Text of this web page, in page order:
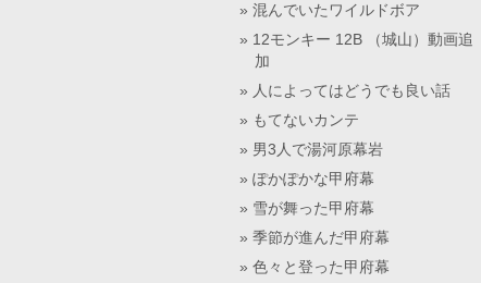
混んでいたワイルドボア
12モンキー 12B （城山）動画追
加
人によってはどうでも良い話
もてないカンテ
男3人で湯河原幕岩
ぽかぽかな甲府幕
雪が舞った甲府幕
季節が進んだ甲府幕
色々と登った甲府幕